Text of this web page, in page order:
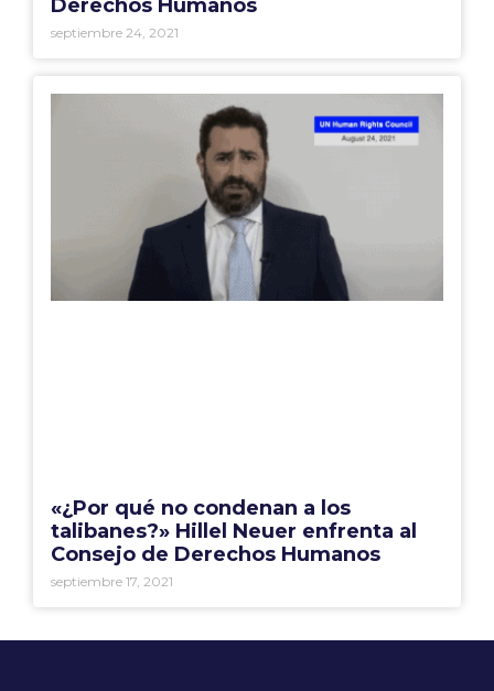
Derechos Humanos
septiembre 24, 2021
«¿Por qué no condenan a los
talibanes?» Hillel Neuer enfrenta al
Consejo de Derechos Humanos
septiembre 17, 2021